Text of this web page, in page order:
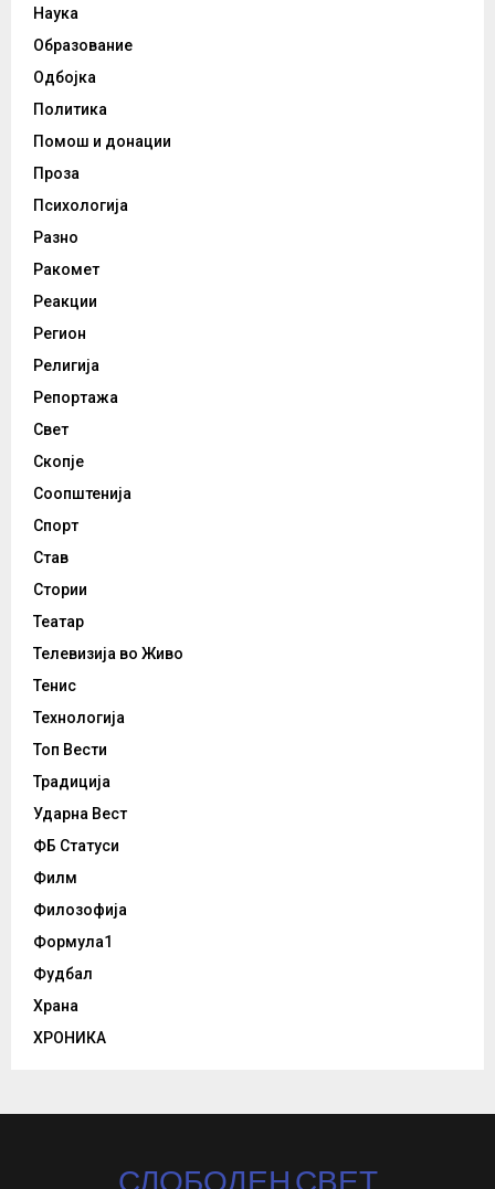
Наука
Образование
Одбојка
Политика
Помош и донации
Проза
Психологија
Разно
Ракомет
Реакции
Регион
Религија
Репортажа
Свет
Скопје
Соопштенија
Спорт
Став
Стории
Театар
Телевизија во Живо
Тенис
Технологија
Топ Вести
Традиција
Ударна Вест
ФБ Статуси
Филм
Филозофија
Формула1
Фудбал
Храна
ХРОНИКА